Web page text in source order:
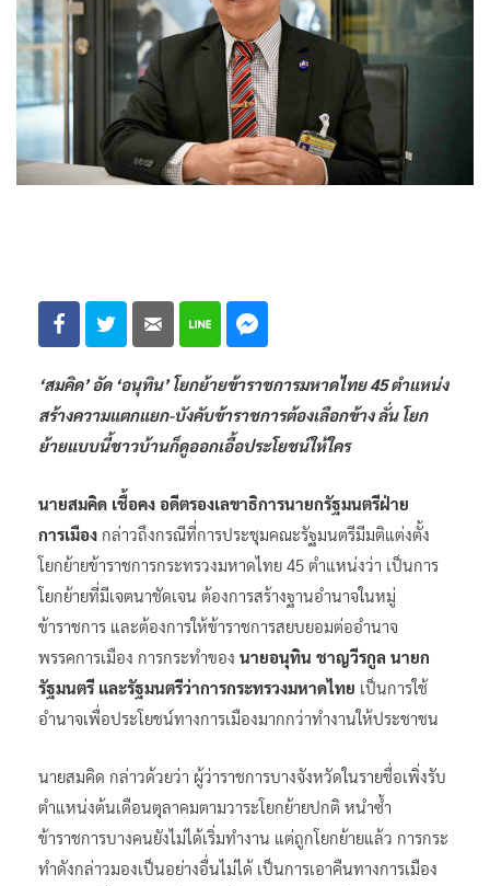
‘สมคิด’ อัด ‘อนุทิน’ โยกย้ายข้าราชการมหาดไทย 45 ตำแหน่ง
สร้างความแตกแยก-บังคับข้าราชการต้องเลือกข้าง ลั่น โยก
ย้ายแบบนี้ชาวบ้านก็ดูออกเอื้อประโยชน์ให้ใคร
นายสมคิด เชื้อคง อดีตรองเลขาธิการนายกรัฐมนตรีฝ่าย
การเมือง กล่าวถึงกรณีที่การประชุมคณะรัฐมนตรีมีมติแต่งตั้ง
โยกย้ายข้าราชการกระทรวงมหาดไทย 45 ตำแหน่งว่า เป็นการ
โยกย้ายที่มีเจตนาชัดเจน ต้องการสร้างฐานอำนาจในหมู่
ข้าราชการ และต้องการให้ข้าราชการสยบยอมต่ออำนาจ
พรรคการเมือง การกระทำของ นายอนุทิน ชาญวีรกูล นายก
รัฐมนตรี และรัฐมนตรีว่าการกระทรวงมหาดไทย เป็นการใช้
อำนาจเพื่อประโยชน์ทางการเมืองมากกว่าทำงานให้ประชาชน
นายสมคิด กล่าวด้วยว่า ผู้ว่าราชการบางจังหวัดในรายชื่อเพิ่งรับ
ตำแหน่งต้นเดือนตุลาคมตามวาระโยกย้ายปกติ หนำซ้ำ
ข้าราชการบางคนยังไม่ได้เริ่มทำงาน แต่ถูกโยกย้ายแล้ว การกระ
ทำดังกล่าวมองเป็นอย่างอื่นไม่ได้ เป็นการเอาคืนทางการเมือง